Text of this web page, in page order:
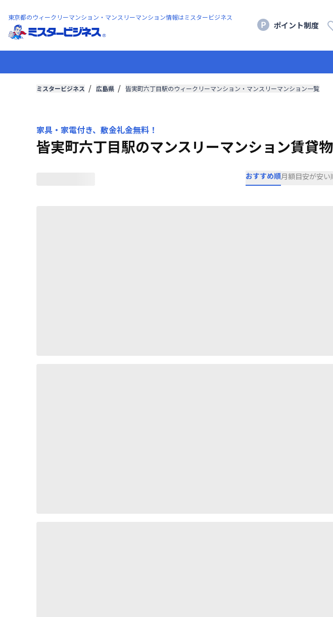
東京都のウィークリーマンション・マンスリーマンション情報はミスタービジネス
ポイント制度
ミスタービジネス 広島県 皆実町六丁目駅のウィークリーマンション・マンスリーマンション一覧
家具・家電付き、敷金礼金無料！
皆実町六丁目駅のマンスリーマンション賃貸
おすすめ順月額目安が安い